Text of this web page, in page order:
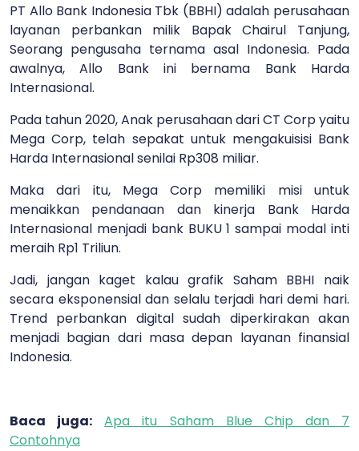
PT Allo Bank Indonesia Tbk (BBHI) adalah perusahaan
layanan perbankan milik Bapak Chairul Tanjung,
Seorang pengusaha ternama asal Indonesia. Pada
awalnya, Allo Bank ini bernama Bank Harda
Internasional.
Pada tahun 2020, Anak perusahaan dari CT Corp yaitu
Mega Corp, telah sepakat untuk mengakuisisi Bank
Harda Internasional senilai Rp308 miliar.
Maka dari itu, Mega Corp memiliki misi untuk
menaikkan pendanaan dan kinerja Bank Harda
Internasional menjadi bank BUKU 1 sampai modal inti
meraih Rp1 Triliun.
Jadi, jangan kaget kalau grafik Saham BBHI naik
secara eksponensial dan selalu terjadi hari demi hari.
Trend perbankan digital sudah diperkirakan akan
menjadi bagian dari masa depan layanan finansial
Indonesia.
Baca juga:
Apa itu Saham Blue Chip dan 7
Contohnya